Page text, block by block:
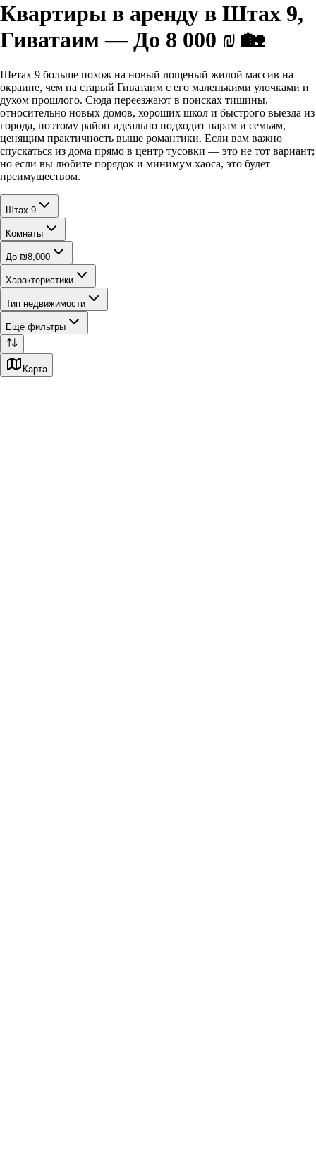
Квартиры в аренду в Штах 9,
Гиватаим — До 8 000 ₪ 🏡
Шетах 9 больше похож на новый лощеный жилой массив на
окраине, чем на старый Гиватаим с его маленькими улочками и
духом прошлого. Сюда переезжают в поисках тишины,
относительно новых домов, хороших школ и быстрого выезда из
города, поэтому район идеально подходит парам и семьям,
ценящим практичность выше романтики. Если вам важно
спускаться из дома прямо в центр тусовки — это не тот вариант;
но если вы любите порядок и минимум хаоса, это будет
преимуществом.
Штах 9
Комнаты
До ₪8,000
Характеристики
Тип недвижимости
Ещё фильтры
Карта